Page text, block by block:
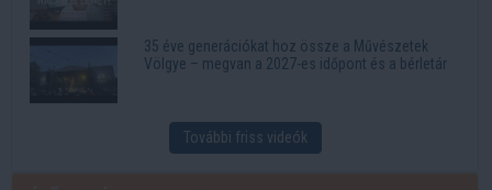
35 éve generációkat hoz össze a Művészetek
Völgye – megvan a 2027-es időpont és a bérletár
További friss videók